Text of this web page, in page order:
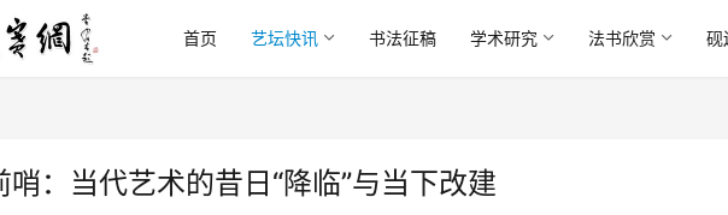
首页 艺坛快讯 书法征稿 学术研究 法书欣赏 砚
：当代艺术的昔日“降临”与当下改建